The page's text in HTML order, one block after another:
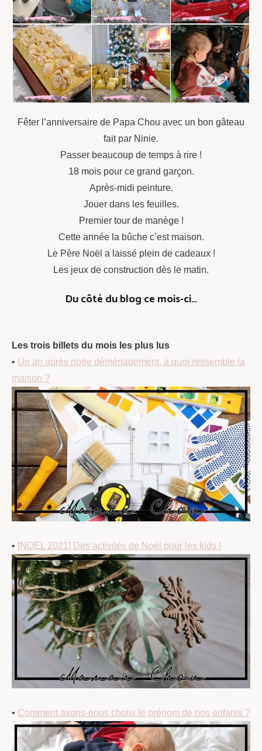
Fêter l’anniversaire de Papa Chou avec un bon gâteau
fait par Ninie.
Passer beaucoup de temps à rire !
18 mois pour ce grand garçon.
Après-midi peinture.
Jouer dans les feuilles.
Premier tour de manège !
Cette année la bûche c’est maison.
Le Père Noël a laissé plein de cadeaux !
Les jeux de construction dès le matin.
Du côté du blog ce mois-ci…
Les trois billets du mois les plus lus
• Un an après notre déménagement, à quoi ressemble la
maison ?
• [NOËL 2021] Des activités de Noël pour les kids !
• Comment avons-nous choisi le prénom de nos enfants ?